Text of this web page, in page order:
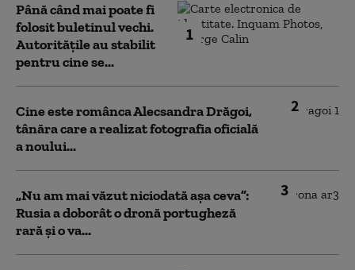
1
Până când mai poate fi
folosit buletinul vechi.
Autoritățile au stabilit
pentru cine se...
2
Cine este românca Alecsandra Drăgoi,
tânăra care a realizat fotografia oficială
a noului...
3
„Nu am mai văzut niciodată așa ceva”:
Rusia a doborât o dronă portugheză
rară și o va...